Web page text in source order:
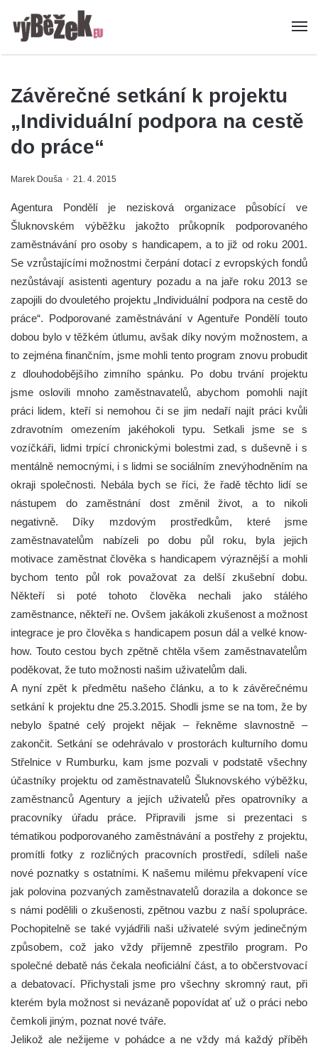
Závěrečné setkání k projektu
„Individuální podpora na cestě
do práce“
Marek Douša 21. 4. 2015
Agentura Pondělí je nezisková organizace působící ve
Šluknovském výběžku jakožto průkopník podporovaného
zaměstnávání pro osoby s handicapem, a to již od roku 2001.
Se vzrůstajícími možnostmi čerpání dotací z evropských fondů
nezůstávají asistenti agentury pozadu a na jaře roku 2013 se
zapojili do dvouletého projektu „Individuální podpora na cestě do
práce“. Podporované zaměstnávání v Agentuře Pondělí touto
dobou bylo v těžkém útlumu, avšak díky novým možnostem, a
to zejména finančním, jsme mohli tento program znovu probudit
z dlouhodobějšího zimního spánku. Po dobu trvání projektu
jsme oslovili mnoho zaměstnavatelů, abychom pomohli najít
práci lidem, kteří si nemohou či se jim nedaří najít práci kvůli
zdravotním omezením jakéhokoli typu. Setkali jsme se s
vozíčkáři, lidmi trpící chronickými bolestmi zad, s duševně i s
mentálně nemocnými, i s lidmi se sociálním znevýhodněním na
okraji společnosti. Nebála bych se říci, že řadě těchto lidí se
nástupem do zaměstnání dost změnil život, a to nikoli
negativně. Díky mzdovým prostředkům, které jsme
zaměstnavatelům nabízeli po dobu půl roku, byla jejich
motivace zaměstnat člověka s handicapem výraznější a mohli
bychom tento půl rok považovat za delší zkušební dobu.
Někteří si poté tohoto člověka nechali jako stálého
zaměstnance, někteří ne. Ovšem jakákoli zkušenost a možnost
integrace je pro člověka s handicapem posun dál a velké know-
how. Touto cestou bych zpětně chtěla všem zaměstnavatelům
poděkovat, že tuto možnosti našim uživatelům dali.
A nyní zpět k předmětu našeho článku, a to k závěrečnému
setkání k projektu dne 25.3.2015. Shodli jsme se na tom, že by
nebylo špatné celý projekt nějak – řekněme slavnostně –
zakončit. Setkání se odehrávalo v prostorách kulturního domu
Střelnice v Rumburku, kam jsme pozvali v podstatě všechny
účastníky projektu od zaměstnavatelů Šluknovského výběžku,
zaměstnanců Agentury a jejích uživatelů přes opatrovníky a
pracovníky úřadu práce. Připravili jsme si prezentaci s
tématikou podporovaného zaměstnávání a postřehy z projektu,
promítli fotky z rozličných pracovních prostředí, sdíleli naše
nové poznatky s ostatními. K našemu milému překvapení více
jak polovina pozvaných zaměstnavatelů dorazila a dokonce se
s námi podělili o zkušenosti, zpětnou vazbu z naší spolupráce.
Pochopitelně se také vyjádřili naši uživatelé svým jedinečným
způsobem, což jako vždy příjemně zpestřilo program. Po
společné debatě nás čekala neoficiální část, a to občerstvovací
a debatovací. Přichystali jsme pro všechny skromný raut, při
kterém byla možnost si nevázaně popovídat ať už o práci nebo
čemkoli jiným, poznat nové tváře.
Jelikož ale nežijeme v pohádce a ne vždy má každý příběh